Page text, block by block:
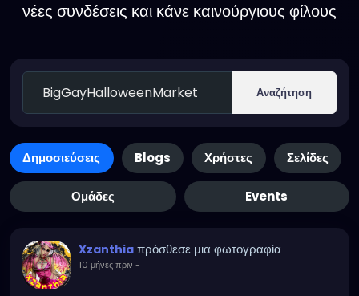
νέες συνδέσεις και κάνε καινούργιους φίλους
Αναζήτηση
Δημοσιεύσεις Blogs Χρήστες Σελίδες
Ομάδες Events
Xzanthia πρόσθεσε μια φωτογραφία
10 μήνες πριν -